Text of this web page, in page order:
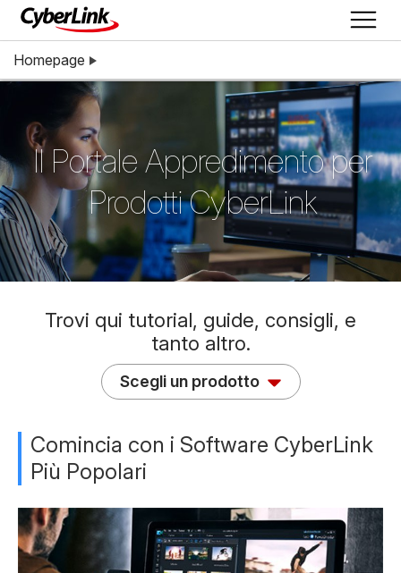
Homepage
Il Portale Appredimento per
Prodotti CyberLink
Trovi qui tutorial, guide, consigli, e
tanto altro.
Scegli un prodotto
Comincia con i Software CyberLink
Più Popolari